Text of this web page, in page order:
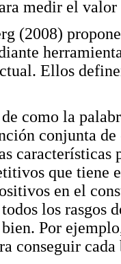
medir el valor
(2008)
Ellos
como la
conjunta
características
que tiene
en el
los rasgos
Por
conseguir